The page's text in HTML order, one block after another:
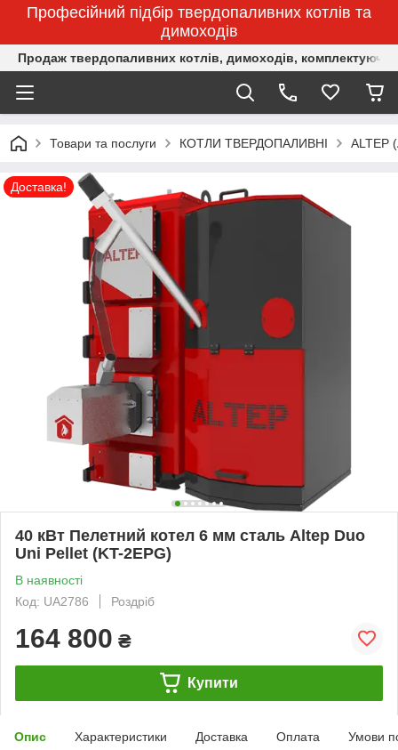
Професійний підбір твердопаливних котлів та
димоходів
Продаж твердопаливних котлів, димоходів,
Товари та послуги КОТЛИ ТВЕРДОПАЛИВНІ ALTEP
Доставка!
40 кВт Пелетний котел 6 мм сталь Altep Duo
Uni Pellet (KT-2EPG)
В наявності
Код: UA2786
Роздріб
164 800 ₴
Купити
Опис Характеристики Доставка Оплата Умови